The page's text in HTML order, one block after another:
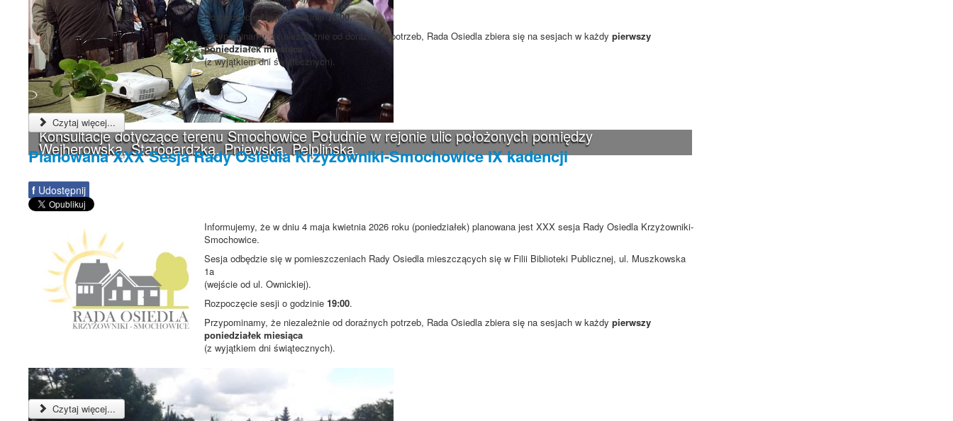
Konsultacje dotyczące terenu Smochowice Południe w rejonie ulic położonych pomiędzy
Wejherowską, Starogardzką, Pniewską, Pelplińską.
Rozpoczęcie sesji o godzinie19:00.
Przypominamy, że niezależnie od doraźnych potrzeb, Rada Osiedla zbiera się na sesjach w każdy pierwszy
poniedziałek miesiąca
(z wyjątkiem dni świątecznych).
Czytaj więcej...
Planowana XXX Sesja Rady Osiedla Krzyżowniki-Smochowice IX kadencji
f Udostępnij
Informujemy, że w dniu 4 maja kwietnia 2026 roku (poniedziałek) planowana jest XXX sesja Rady Osiedla Krzyżowniki-
Smochowice.
Sesja odbędzie się w pomieszczeniach Rady Osiedla mieszczących się w Filii Biblioteki Publicznej, ul. Muszkowska
1a
(wejście od ul. Ownickiej).
Rozpoczęcie sesji o godzinie 19:00.
Przypominamy, że niezależnie od doraźnych potrzeb, Rada Osiedla zbiera się na sesjach w każdy pierwszy
poniedziałek miesiąca
(z wyjątkiem dni świątecznych).
Czytaj więcej...